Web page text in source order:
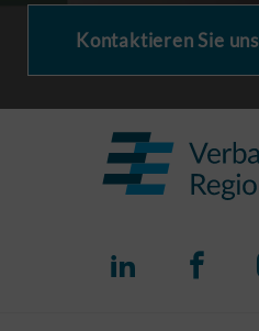
Kontaktieren Sie uns